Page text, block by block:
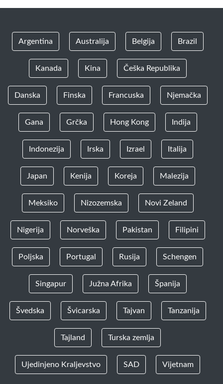
Argentina Australija Belgija Brazil
Kanada Kina Češka Republika
Danska Finska Francuska Njemačka
Gana Grčka Hong Kong Indija
Indonezija Irska Izrael Italija
Japan Kenija Koreja Malezija
Meksiko Nizozemska Novi Zeland
Nigerija Norveška Pakistan Filipini
Poljska Portugal Rusija Schengen
Singapur Južna Afrika Španija
Švedska Švicarska Tajvan Tanzanija
Tajland Turska zemlja
Ujedinjeno Kraljevstvo SAD Vijetnam